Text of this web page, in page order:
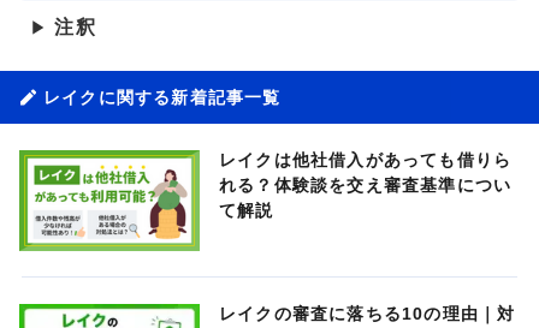
▶ 注釈
レイクに関する新着記事一覧
レイクは他社借入があっても借りら
れる？体験談を交え審査基準につい
て解説
レイクの審査に落ちる10の理由｜対